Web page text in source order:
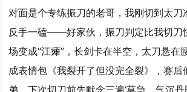
对面是个专练振刀的老哥，我刚切到太刀
反手一磕——好家伙，振刀判定比我切刀
场变成“江瘫”，长剑卡在半空，太刀悬在
成表情包《我裂开了但没完全裂》，赛后
弟，下次切刀前先默念三遍‘莫急，气沉丹